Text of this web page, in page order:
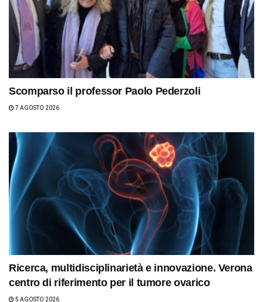
Scomparso il professor Paolo Pederzoli
7 AGOSTO 2026
Ricerca, multidisciplinarietà e innovazione. Verona
centro di riferimento per il tumore ovarico
5 AGOSTO 2026